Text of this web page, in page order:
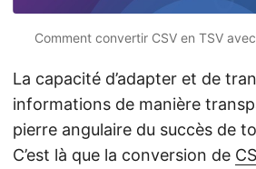
Comment convertir CSV en TSV
La capacité d’adapter et de
informations de manière
pierre angulaire du succès de
C’est là que la conversion de